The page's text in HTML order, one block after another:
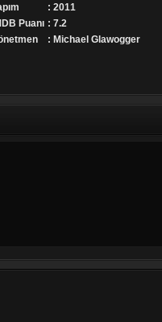
: 2011
Puanı : 7.2
: Michael Glawogger